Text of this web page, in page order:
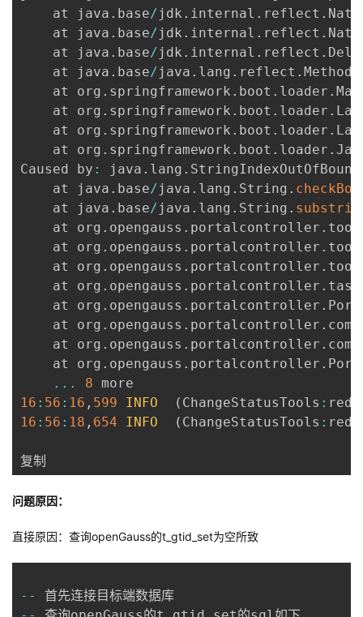
	at java
. base/jdk . internal . reflect .
	at java
. base/jdk . internal . reflect .
	at java
. base/jdk . internal . reflect .
	at java
. base/java . lang . reflect . Method
	at org
. springframework . boot . loader .
	at org
. springframework . boot . loader .
	at org
. springframework . boot . loader .
	at org
. springframework . boot . loader .
Caused by : java . lang .
	at java
. base/java . lang . String .
	at java
. base/java . lang . String .
	at org
. opengauss . portalcontroller .
	at org
. opengauss . portalcontroller .
	at org
. opengauss . portalcontroller .
	at org
. opengauss . portalcontroller . task
	at org
. opengauss . portalcontroller .
	at org
. opengauss . portalcontroller .
	at org
. opengauss . portalcontroller .
	at org
. opengauss . portalcontroller .
...
8
16 : 56 : 16 , 599 INFO ( ChangeStatusTools :
16 : 56 : 18 , 654 INFO ( ChangeStatusTools :
复制
问题原因：
直接原因：查询openGauss的t_gtid_set为空所致
--